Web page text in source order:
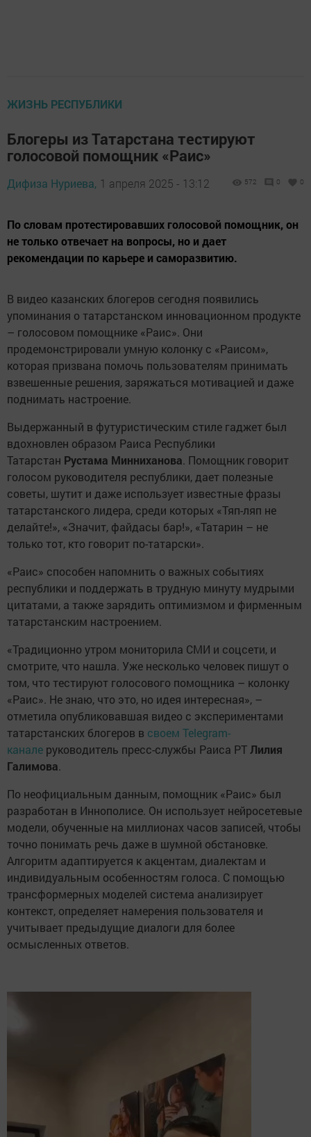
ЖИЗНЬ РЕСПУБЛИКИ
Блогеры из Татарстана тестируют
голосовой помощник «Раис»
Дифиза Нуриева, 1 апреля 2025 - 13:12 572 0 0
По словам протестировавших голосовой помощник, он
не только отвечает на вопросы, но и дает
рекомендации по карьере и саморазвитию.
В видео казанских блогеров сегодня появились
упоминания о татарстанском инновационном продукте
– голосовом помощнике «Раис». Они
продемонстрировали умную колонку с «Раисом»,
которая призвана помочь пользователям принимать
взвешенные решения, заряжаться мотивацией и даже
поднимать настроение.
Выдержанный в футуристическим стиле гаджет был
вдохновлен образом Раиса Республики
Татарстан Рустама Минниханова. Помощник говорит
голосом руководителя республики, дает полезные
советы, шутит и даже использует известные фразы
татарстанского лидера, среди которых «Тяп-ляп не
делайте!», «Значит, файдасы бар!», «Татарин – не
только тот, кто говорит по-татарски».
«Раис» способен напомнить о важных событиях
республики и поддержать в трудную минуту мудрыми
цитатами, а также зарядить оптимизмом и фирменным
татарстанским настроением.
«Традиционно утром мониторила СМИ и соцсети, и
смотрите, что нашла. Уже несколько человек пишут о
том, что тестируют голосового помощника – колонку
«Раис». Не знаю, что это, но идея интересная», –
отметила опубликовавшая видео с экспериментами
татарстанских блогеров в своем Telegram-
канале руководитель пресс-службы Раиса РТЛилия
Галимова.
По неофициальным данным, помощник «Раис» был
разработан в Иннополисе. Он использует нейросетевые
модели, обученные на миллионах часов записей, чтобы
точно понимать речь даже в шумной обстановке.
Алгоритм адаптируется к акцентам, диалектам и
индивидуальным особенностям голоса. С помощью
трансформерных моделей система анализирует
контекст, определяет намерения пользователя и
учитывает предыдущие диалоги для более
осмысленных ответов.